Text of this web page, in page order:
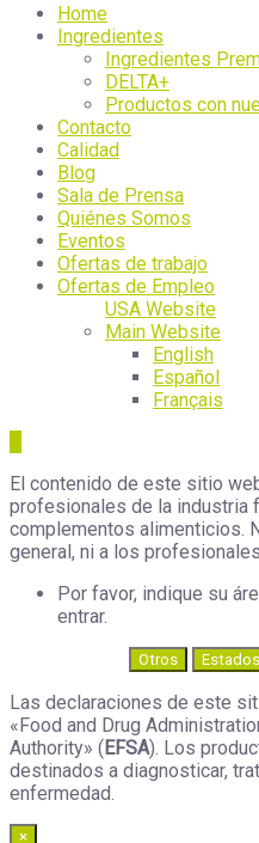
Home
Ingredientes
Ingredientes
DELTA+
Productos con
Contacto
Calidad
Blog
Sala de Prensa
Quiénes Somos
Eventos
Ofertas de trabajo
Ofertas de Empleo
USA Website
Main Website
English
Español
Français
El contenido de este sitio
profesionales de la industria
complementos alimenticios.
general, ni a los
Por favor, indique su
entrar.
Otros
Las declaraciones de este
«Food and Drug
Authority» (EFSA). Los
destinados a diagnosticar,
enfermedad.
×